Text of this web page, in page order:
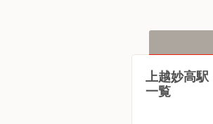
上越妙高駅
一覧